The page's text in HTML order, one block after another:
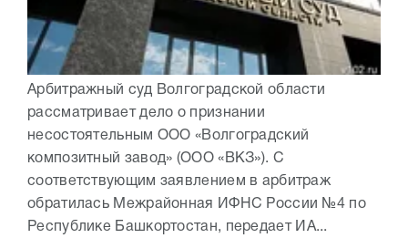
Арбитражный суд Волгоградской области
рассматривает дело о признании
несостоятельным ООО «Волгоградский
композитный завод» (ООО «ВКЗ»). С
соответствующим заявлением в арбитраж
обратилась Межрайонная ИФНС России №4 по
Республике Башкортостан, передает ИА...